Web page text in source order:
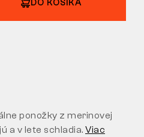
DO KOŠÍKA
ponožky z merinovej
a v lete schladia. Viac